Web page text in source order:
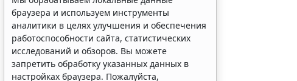
браузера и используем инструменты
аналитики в целях улучшения и обеспечения
работоспособности сайта, статистических
исследований и обзоров. Вы можете
запретить обработку указанных данных в
настройках браузера. Пожалуйста,